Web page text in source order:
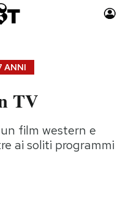
Moda
Consumismi
ANNI
TV
film western e
ai soliti programmi